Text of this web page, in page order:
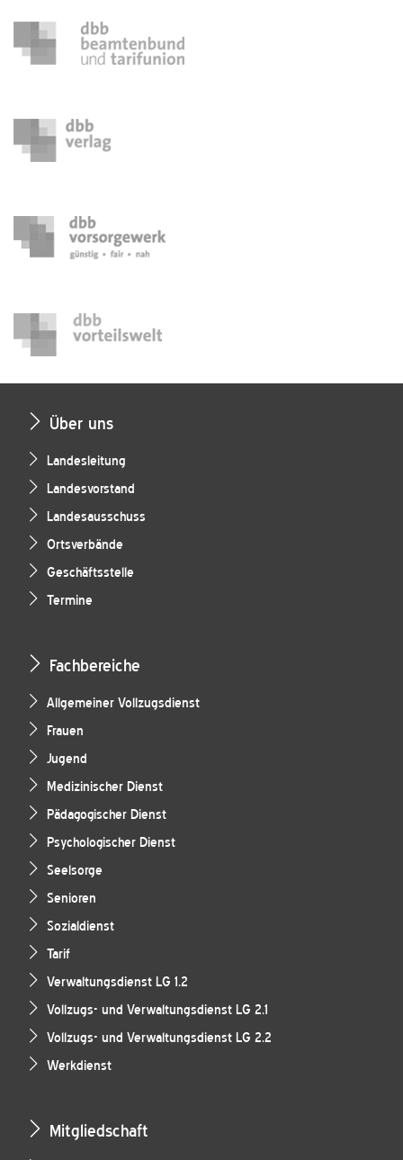
Über uns
Landesleitung
Landesvorstand
Landesausschuss
Ortsverbände
Geschäftsstelle
Termine
Fachbereiche
Allgemeiner Vollzugsdienst
Frauen
Jugend
Medizinischer Dienst
Pädagogischer Dienst
Psychologischer Dienst
Seelsorge
Senioren
Sozialdienst
Tarif
Verwaltungsdienst LG 1.2
Vollzugs- und Verwaltungsdienst LG 2.1
Vollzugs- und Verwaltungsdienst LG 2.2
Werkdienst
Mitgliedschaft